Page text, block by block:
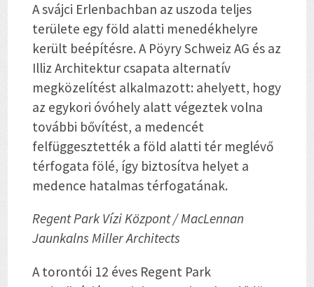
A svájci Erlenbachban az uszoda teljes
területe egy föld alatti menedékhelyre
került beépítésre. A Pöyry Schweiz AG és az
Illiz Architektur csapata alternatív
megközelítést alkalmazott: ahelyett, hogy
az egykori óvóhely alatt végeztek volna
további bővítést, a medencét
felfüggesztették a föld alatti tér meglévő
térfogata fölé, így biztosítva helyet a
medence hatalmas térfogatának.
Regent Park Vízi Központ / MacLennan
Jaunkalns Miller Architects
A torontói 12 éves Regent Park